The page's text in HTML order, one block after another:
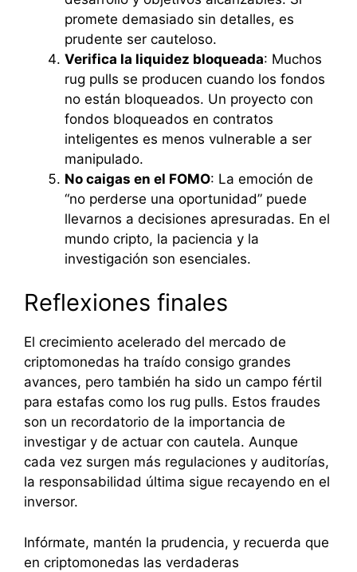
promete demasiado sin detalles, es
prudente ser cauteloso.
Verifica la liquidez bloqueada: Muchos
rug pulls se producen cuando los fondos
no están bloqueados. Un proyecto con
fondos bloqueados en contratos
inteligentes es menos vulnerable a ser
manipulado.
No caigas en el FOMO: La emoción de
“no perderse una oportunidad” puede
llevarnos a decisiones apresuradas. En el
mundo cripto, la paciencia y la
investigación son esenciales.
Reflexiones finales
El crecimiento acelerado del mercado de
criptomonedas ha traído consigo grandes
avances, pero también ha sido un campo fértil
para estafas como los rug pulls. Estos fraudes
son un recordatorio de la importancia de
investigar y de actuar con cautela. Aunque
cada vez surgen más regulaciones y auditorías,
la responsabilidad última sigue recayendo en el
inversor.
Infórmate, mantén la prudencia, y recuerda que
en criptomonedas las verdaderas